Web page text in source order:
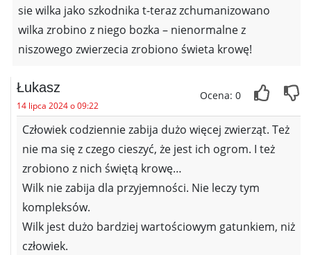
sie wilka jako szkodnika t-teraz zchumanizowano
wilka zrobino z niego bozka – nienormalne z
niszowego zwierzecia zrobiono świeta krowę!
Łukasz
14 lipca 2024 o 09:22
Ocena: 0
Człowiek codziennie zabija dużo więcej zwierząt. Też
nie ma się z czego cieszyć, że jest ich ogrom. I też
zrobiono z nich świętą krowę…
Wilk nie zabija dla przyjemności. Nie leczy tym
kompleksów.
Wilk jest dużo bardziej wartościowym gatunkiem, niż
człowiek.